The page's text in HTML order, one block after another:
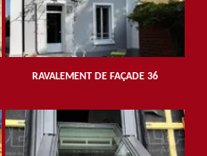
RAVALEMENT DE FAÇADE 36